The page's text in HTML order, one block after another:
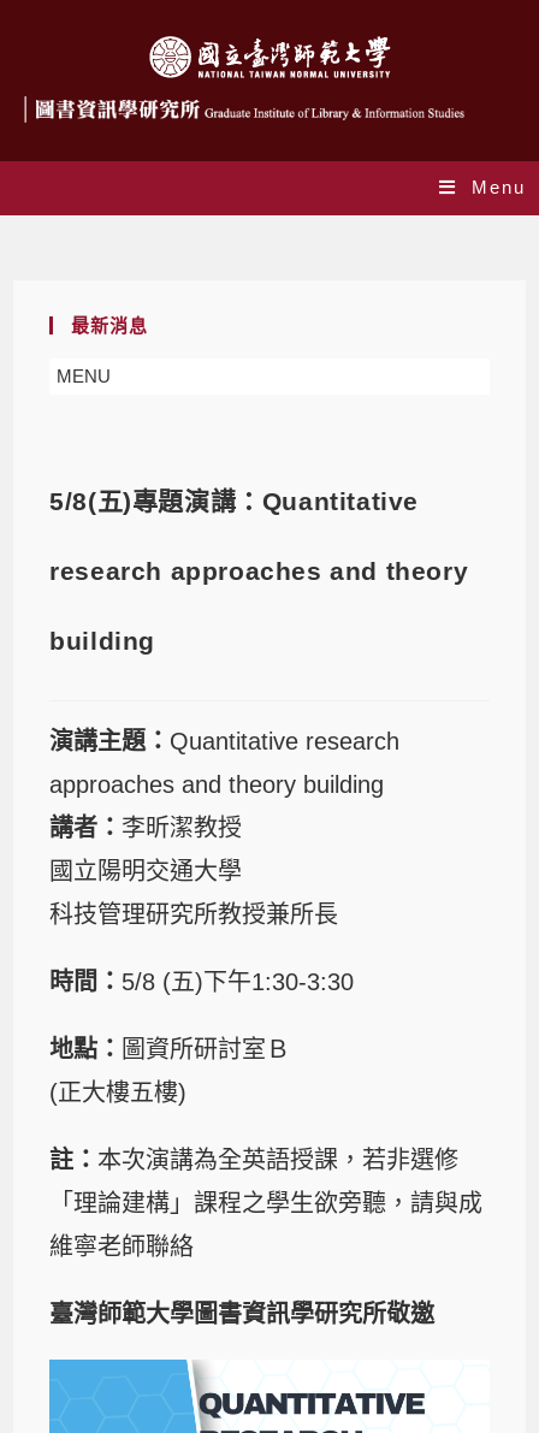
Menu
最新消息
MENU
5/8(五)專題演講：Quantitative
research approaches and theory
building
演講主題： Quantitative research
approaches and theory building
講者： 李昕潔教授
國立陽明交通大學
科技管理研究所教授兼所長
時間： 5/8 (五)下午1:30-3:30
地點： 圖資所研討室Ｂ
(正大樓五樓)
註： 本次演講為全英語授課，若非選修
「理論建構」課程之學生欲旁聽，請與成
維寧老師聯絡
臺灣師範大學圖書資訊學研究所敬邀